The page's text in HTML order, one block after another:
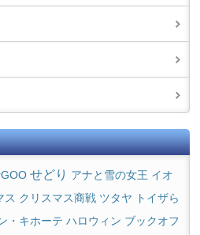
せどり アナと雪の女王 イオ
ス クリスマス商戦 ツタヤ
トイザら
・キホーテ ハロウィン ブックオフ